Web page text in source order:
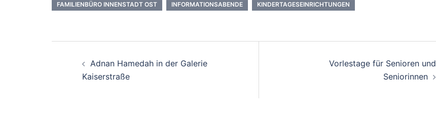
FAMILIENBÜRO INNENSTADT OST INFORMATIONSABENDE KINDERTAGESEINRICHTUNGEN
Beitrags-
Navigation
Adnan Hamedah in der Galerie
Kaiserstraße
Vorlestage für Senioren und
Seniorinnen